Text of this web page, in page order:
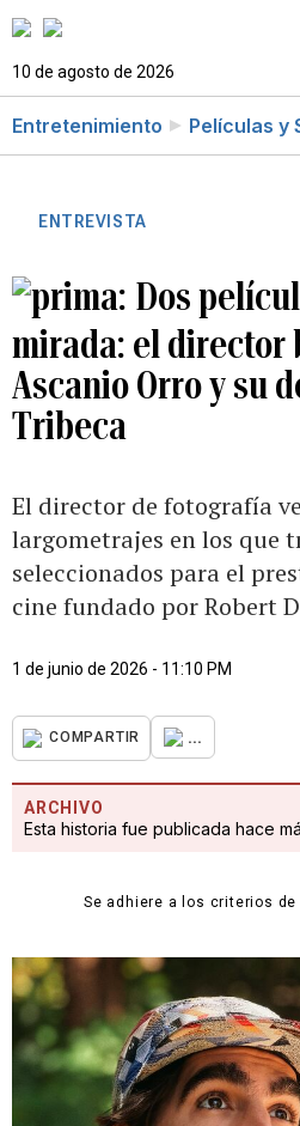
10 de agosto de 2026
Entretenimiento Películas y
ENTREVISTA
Dos
mirada: el director
Ascanio Orro y su
Tribeca
El director de fotografía
largometrajes en los que
seleccionados para el
cine fundado por Robert
1 de junio de 2026 - 11:10 PM
COMPARTIR ...
ARCHIVO
Esta historia fue publicada hace
Se adhiere a los criterios de